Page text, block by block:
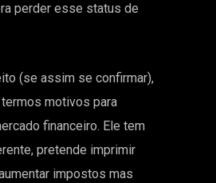
perder esse status de
(se assim se confirmar),
motivos para
financeiro. Ele tem
pretende imprimir
impostos mas